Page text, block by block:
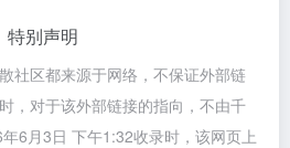
特别声明
社区都来源于网络，不保证外部链
，对于该外部链接的指向，不由千
6月3日 下午1:32收录时，该网页上